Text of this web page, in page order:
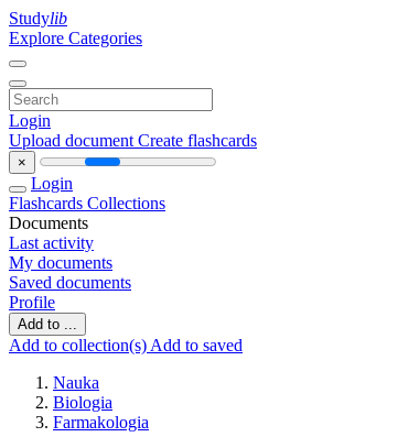
Studylib
Explore Categories
Login
Upload document Create flashcards
×
Login
Flashcards Collections
Documents
Last activity
My documents
Saved documents
Profile
Add to ...
Add to collection(s) Add to saved
Nauka
Biologia
Farmakologia